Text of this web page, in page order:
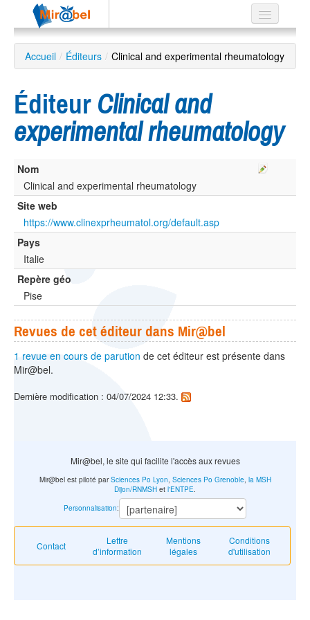
Le réseau
Soutien
Listes
Recherche
avancée
EN
ES
?
Accueil / Éditeurs / Clinical and experimental rheumatology
Éditeur Clinical and
experimental rheumatology
Nom
Clinical and experimental rheumatology
Site web
https://www.clinexprheumatol.org/default.asp
Pays
Italie
Repère géo
Pise
Revues de cet éditeur dans Mir@bel
1 revue en cours de parution de cet éditeur est présente dans
Mir@bel.
Dernière modification : 04/07/2024 12:33.
Mir@bel, le site qui facilite l'accès aux revues
Contact
Lettre
d’information
Mentions
légales
Conditions
d'utilisation
Mir@bel est piloté parSciences Po Lyon, Sciences Po Grenoble, la MSH
Dijon/RNMSH et l'ENTPE.
Personnalisation: